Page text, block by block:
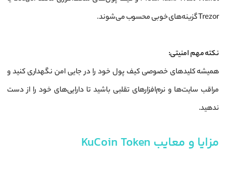
Trezor گزینه‌های خوبی محسوب می‌شوند.
نکته مهم امنیتی:
همیشه کلیدهای خصوصی کیف پول خود را در جایی امن نگهداری کنید و
مراقب سایت‌ها و نرم‌افزارهای تقلبی باشید تا دارایی‌های خود را از دست
ندهید.
مزایا و معایب KuCoin Token